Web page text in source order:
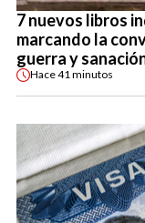
7 nuevos libros
marcando la
guerra y
Hace41 minutos